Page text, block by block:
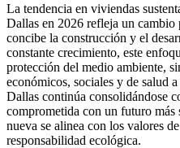
La tendencia en viviendas
Dallas en 2026 refleja un
concibe la construcción y el
constante crecimiento, este
protección del medio ambiente,
económicos, sociales y de salud
Dallas continúa consolidándose
comprometida con un futuro más
nueva se alinea con los valores
responsabilidad ecológica.